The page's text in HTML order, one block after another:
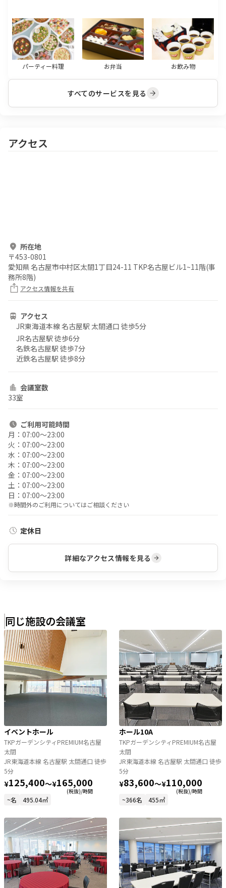
パーティー料理 お弁当 お飲み物
すべてのサービスを見る
アクセス
所在地
〒453-0801
愛知県 名古屋市中村区太閤1丁目24-11 TKP名古屋ビル1~11階(事
務所8階)
アクセス情報を共有
アクセス
JR東海道本線 名古屋駅 太閤通口 徒歩5分
JR名古屋駅 徒歩6分
名鉄名古屋駅 徒歩7分
近鉄名古屋駅 徒歩8分
会議室数
33室
ご利用可能時間
月： 07:00〜23:00
火： 07:00〜23:00
水： 07:00〜23:00
木： 07:00〜23:00
金： 07:00〜23:00
土： 07:00〜23:00
日： 07:00〜23:00
※時間外のご利用についてはご相談ください
定休日
詳細なアクセス情報を見る
同じ施設の会議室
イベントホール
TKPガーデンシティPREMIUM名古屋
太閤
JR東海道本線 名古屋駅 太閤通口 徒歩
5分
¥125,400〜¥165,000
(税抜)/時間
~名 495.04㎡
ホール10A
TKPガーデンシティPREMIUM名古屋
太閤
JR東海道本線 名古屋駅 太閤通口 徒歩
5分
¥83,600〜¥110,000
(税抜)/時間
~366名 455㎡